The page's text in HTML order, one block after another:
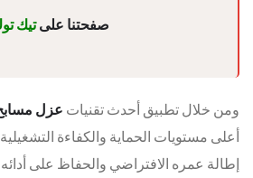
صفحتنا علىتيك
ومن خلال تطبيق أحدث تقنيات عزل
أعلى مستويات الحماية والكفاءة
إطالة عمره الافتراضي والحفاظ على